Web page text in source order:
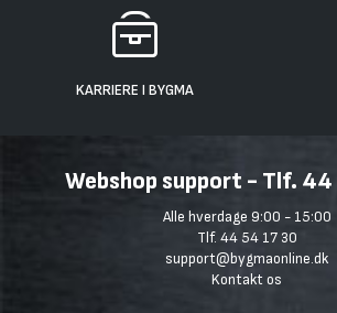
KARRIERE I BYGMA
Webshop support - Tlf.
Alle hverdage 9:00 - 15:00
Tlf. 44 54 17 30
support@bygmaonline.dk
Kontakt os